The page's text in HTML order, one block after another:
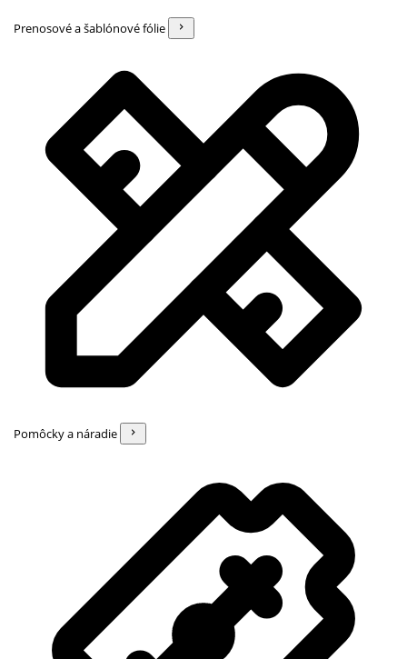
Prenosové a šablónové fólie
Pomôcky a náradie